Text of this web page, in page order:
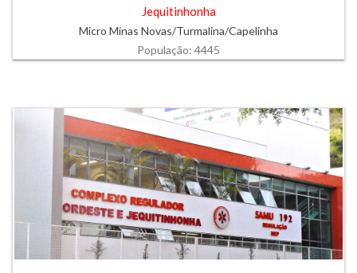
Jequitinhonha
Micro Minas Novas/Turmalina/Capelinha
População: 4445